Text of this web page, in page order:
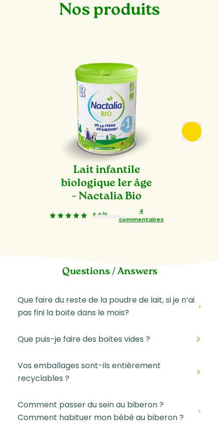
Nos produits
Lait infantile
biologique 1er âge
– Nactalia Bio
5,0/5
4
commentaires
23
Questions / Answers
Que faire du reste de la poudre de lait, si je n’ai
pas fini la boite dans le mois?
Que puis-je faire des boites vides ?
Vos emballages sont-ils entièrement
recyclables ?
Comment passer du sein au biberon ?
Comment habituer mon bébé au biberon ?